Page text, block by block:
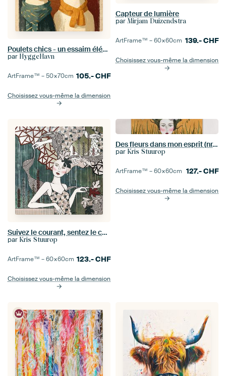
Poulets chics - un essaim élégant d'amis à plumes
par HyggeHavn
ArtFrame™ –50×70cm 105.-CHF
Choisissez vous-même la dimension
Capteur de lumière
par Mirjam Duizendstra
ArtFrame™ –60×60cm 139.-CHF
Choisissez vous-même la dimension
Suivez le courant, sentez le courant, soyez le courant...
par Kris Stuurop
ArtFrame™ –60×60cm 123.-CHF
Choisissez vous-même la dimension
Des fleurs dans mon esprit (nr.2020-17)
par Kris Stuurop
ArtFrame™ –60×60cm 127.-CHF
Choisissez vous-même la dimension